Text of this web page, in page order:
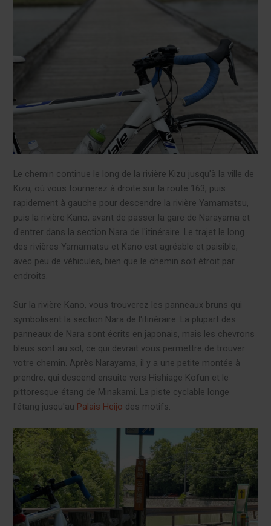
Le chemin continue le long de la rivière Kizu jusqu'à la ville de
Kizu, où vous tournerez à droite sur la route 163, puis
rapidement à gauche pour descendre la rivière Yamamatsu,
puis la rivière Kano, avant de passer la gare de Narayama et
d'entrer dans la section Nara de l'itinéraire. Le trajet le long
des rivières Yamamatsu et Kano est agréable et paisible,
avec peu de véhicules, bien que le chemin soit étroit par
endroits.
Sur la rivière Kano, vous trouverez les panneaux bruns qui
symbolisent la section Nara de l'itinéraire. La plupart des
panneaux de Nara sont écrits en japonais, mais les chevrons
bleus sont au sol, ce qui devrait vous permettre de trouver
votre chemin. Après Narayama, il y a une petite montée à
prendre, qui descend ensuite vers Hishiage Kofun et le
pittoresque étang de Minakami. La piste cyclable longe
l'étang jusqu'au Palais Heijo des motifs.